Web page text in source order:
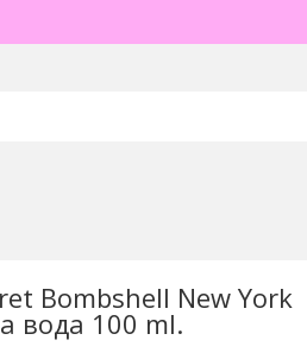
Bombshell New York
вода 100 ml.